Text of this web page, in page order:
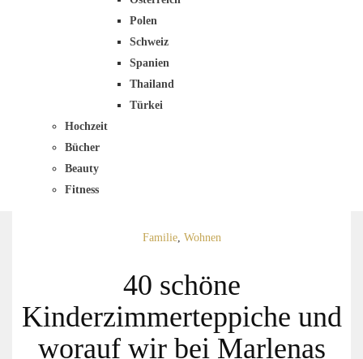
Polen
Schweiz
Spanien
Thailand
Türkei
Hochzeit
Bücher
Beauty
Fitness
Familie, Wohnen
40 schöne
Kinderzimmerteppiche und
worauf wir bei Marlenas